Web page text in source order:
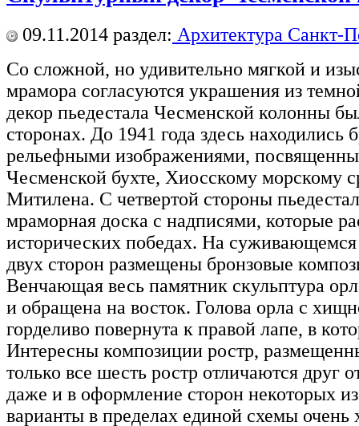
09.11.2014 раздел: Архитектура Санкт-
Со сложной, но удивительно мягкой и
мрамора согласуются украшения из
декор пьедестала Чесменской колонны
сторонах. До 1941 года здесь находились
рельефными изображениями,
Чесменской бухте, Хиосскому морскому
Митилена. С четвертой стороны
мраморная доска с надписями, которые
исторических победах. На суживающемся
двух сторон размещены бронзовые
Венчающая весь памятник скульптура
и обращена на восток. Голова орла с
горделиво повернута к правой лапе, в
Интересны композиции ростр,
только все шесть ростр отличаются друг
даже и в оформление сторон некоторых
варианты в пределах единой схемы очень